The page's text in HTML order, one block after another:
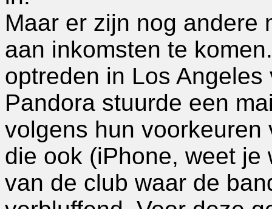
Maar er zijn nog andere
aan inkomsten te
optreden in Los
Pandora stuurde een
volgens hun
die ook (iPhone, weet
van de club waar de